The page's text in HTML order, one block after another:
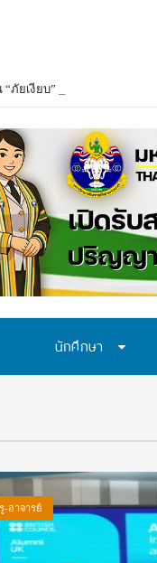
“ภัยเงียบ” ในเด็กไทย: ดานอ
นักศึกษา
-อาจารย์